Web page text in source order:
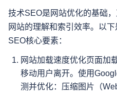
技术SEO是网站优化的基础
网站的理解和索引效率。以
SEO核心要素：
网站加载速度优化页面加
移动用户离开。使用
测并优化：压缩图片（